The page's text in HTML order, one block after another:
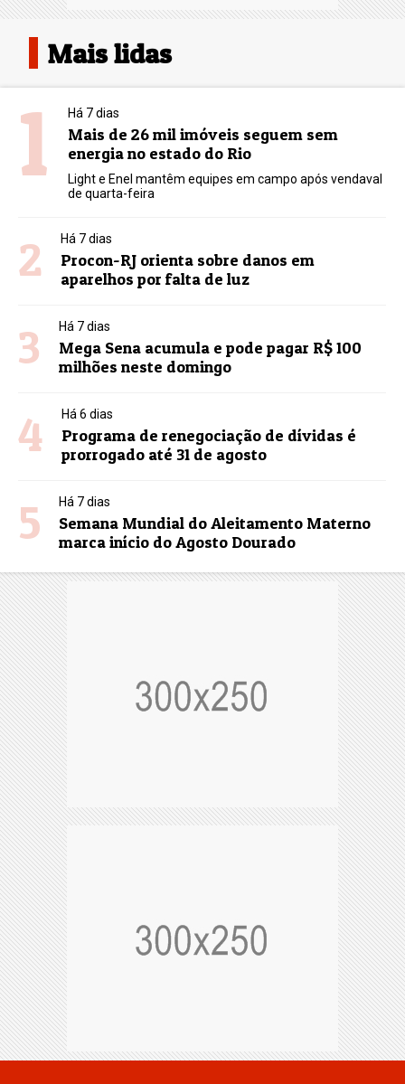
Mais lidas
1 Há 7 dias
Mais de 26 mil imóveis seguem sem
energia no estado do Rio
Light e Enel mantêm equipes em campo após vendaval
de quarta-feira
2 Há 7 dias
Procon-RJ orienta sobre danos em
aparelhos por falta de luz
3 Há 7 dias
Mega Sena acumula e pode pagar R$ 100
milhões neste domingo
4 Há 6 dias
Programa de renegociação de dívidas é
prorrogado até 31 de agosto
5 Há 7 dias
Semana Mundial do Aleitamento Materno
marca início do Agosto Dourado